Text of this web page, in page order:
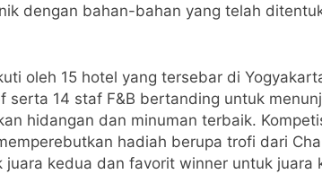
dengan bahan-bahan yang telah
oleh 15 hotel yang tersebar di
serta 14 staf F&B bertanding untuk
hidangan dan minuman terbaik.
hadiah berupa trofi dari
kedua dan favorit winner untuk juara